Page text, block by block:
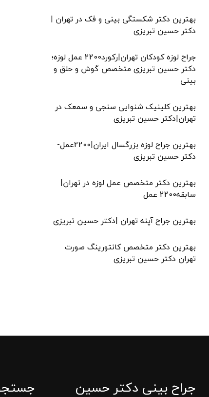
بهترین دکتر شکستگی بینی و فک در تهران |
دکتر حسین تبریزی
جراح لوزه کودکان تهران|رکورد2200 عمل لوزه؛
دکتر حسین تبریزی متخصص گوش و حلق و
بینی
بهترین کلینیک شنوایی سنجی و سمعک در
تهران|دکتر حسین تبریزی
بهترین جراح لوزه بزرگسال ایران|2200عمل-
دکتر حسین تبریزی
بهترین دکتر متخصص عمل لوزه در تهران|
سابقه2200 عمل
بهترین جراح آپنه تهران |دکتر حسین تبریزی
بهترین دکتر متخصص کانتورینگ صورت
تهران دکتر حسین تبریزی
جراح بینی دکتر حسین